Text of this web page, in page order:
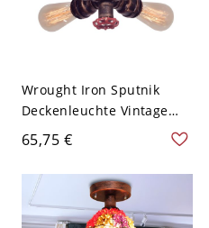
Wrought Iron Sputnik
Deckenleuchte Vintage
Deckenleuchte für
Esszimmer - Kupfer 110V-
120V
65,75 €